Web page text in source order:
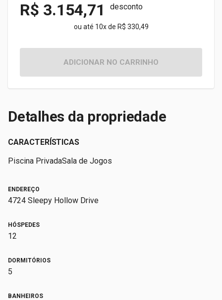
R$ 3.154,71
desconto
ou até 10x de R$ 330,49
ADICIONAR NO CARRINHO
Detalhes da propriedade
CARACTERÍSTICAS
Piscina PrivadaSala de Jogos
ENDEREÇO
4724 Sleepy Hollow Drive
HÓSPEDES
12
DORMITÓRIOS
5
BANHEIROS